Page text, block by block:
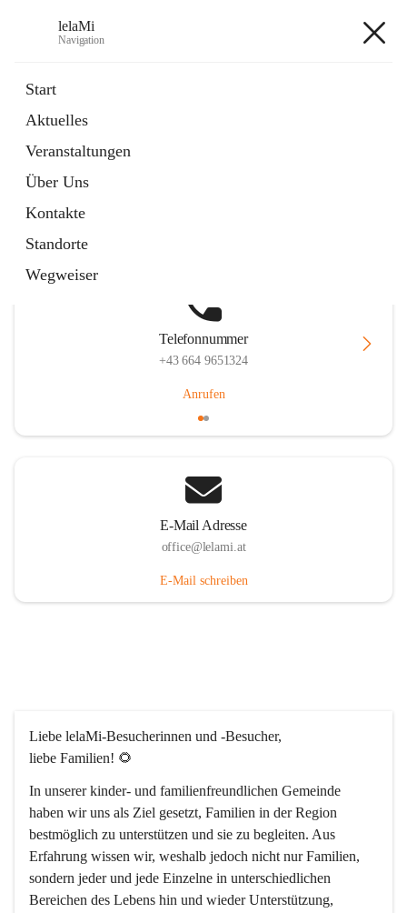
lelaMi
Navigation
Start
Aktuelles
Veranstaltungen
Über Uns
Kontakte
Standorte
Wegweiser
Telefonnummer
+43 664 9651324
Anrufen
E-Mail Adresse
office@lelami.at
E-Mail schreiben
Liebe lelaMi-Besucherinnen und -Besucher,
liebe Familien! 🌻
In unserer kinder- und familienfreundlichen Gemeinde
haben wir uns als Ziel gesetzt, Familien in der Region
bestmöglich zu unterstützen und sie zu begleiten. Aus
Erfahrung wissen wir, weshalb jedoch nicht nur Familien,
sondern jeder und jede Einzelne in unterschiedlichen
Bereichen des Lebens hin und wieder Unterstützung,